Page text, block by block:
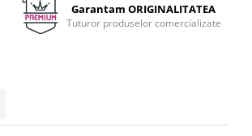
Garantam ORIGINALITATEA
Tuturor produselor comercializate